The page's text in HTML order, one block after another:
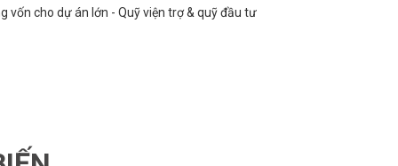
vốn cho dự án lớn - Quỹ viện trợ & quỹ đầu tư